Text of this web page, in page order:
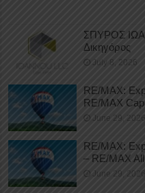
ΣΠΥΡΟΣ
Δικηγόρος
July 8, 2026
RE/MAX:
RE/MAX
June 29, 2026
RE/MAX:
– RE/MAX
June 29, 2026